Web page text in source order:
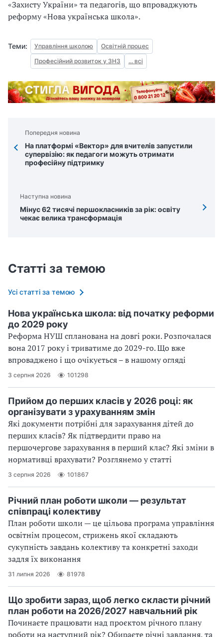
«Захисту України» та педагогів, що впроваджують
реформу «Нова українська школа».
Теми: Управління школою
Освітній процес
Професійний розвиток у ЗНЗ
... всі
Попередня новина
На платформі «Вектор» для вчителів запустили
супервізію: як педагоги можуть отримати
професійну підтримку
Наступна новина
Мінус 62 тисячі першокласників за рік: освіту
чекає велика трансформація
Статті за темою
Усі статті за темою
Нова українська школа: від початку реформи
до 2029 року
Реформа НУШ спланована на довгі роки. Розпочалася
вона 2017 року і триватиме до 2029-го. Що вже
впроваджено і що очікується – в нашому огляді
3 серпня 2026 101298
Прийом до перших класів у 2026 році: як
організувати з урахуванням змін
Які документи потрібні для зарахування дітей до
перших класів? Як підтвердити право на
першочергове зарахування в перший клас? Які зміни в
нормативці врахувати? Розглянемо у статті
3 серпня 2026 101867
Річний план роботи школи — результат
співпраці колективу
План роботи школи — це цільова програма управління
освітнім процесом, стрижень якої складають
сукупність завдань колективу та конкретні заходи
задля їх виконання
31 липня 2026 81978
Що зробити зараз, щоб легко скласти річний
план роботи на 2026/2027 навчальний рік
Починаєте працювати над проєктом річного плану
роботи на наступний рік? Обираєте річні завдання, та